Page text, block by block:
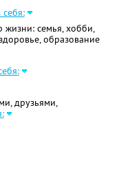
себя:
жизни: семья, хобби,
образование
друзьями,